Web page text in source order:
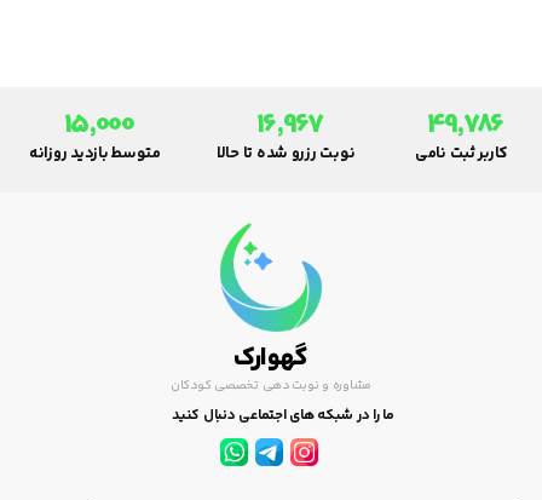
49,786
کاربر ثبت نامی
16,967
نوبت رزرو شده تا حالا
15,000
متوسط بازدید روزانه
گهوارک
مشاوره و نوبت دهی تخصصی کودکان
ما را در شبکه های اجتماعی دنبال کنید